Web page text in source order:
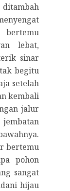
lebat,
sinar
begitu
setelah
kembali
jalur
bertemu
pohon
sangat
hijau